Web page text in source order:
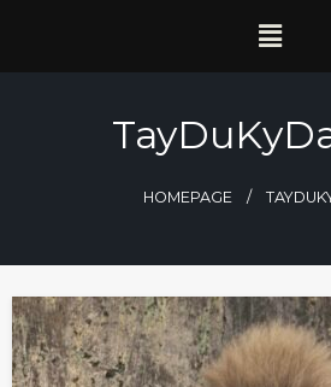
HOMEPAGE